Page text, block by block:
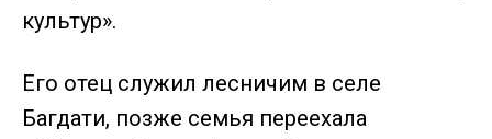
культур».
Его отец служил лесничим в селе
Багдати, позже семья переехала